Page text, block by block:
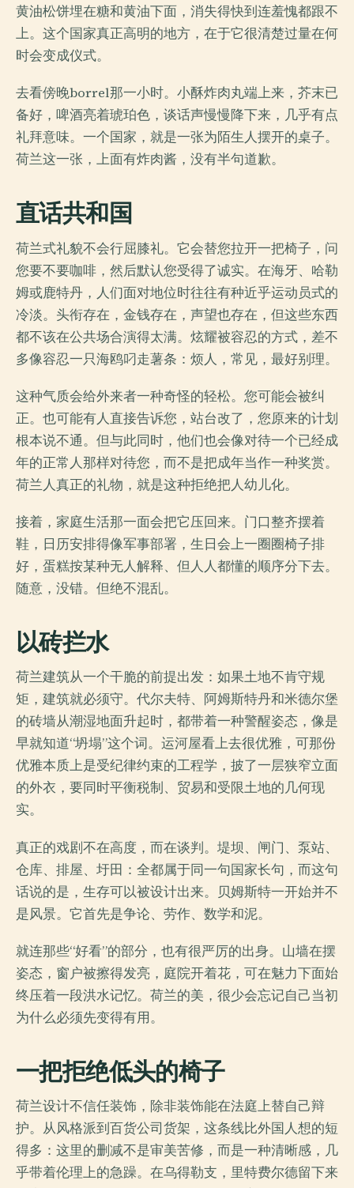
黄油松饼埋在糖和黄油下面，消失得快到连羞愧都跟不
上。这个国家真正高明的地方，在于它很清楚过量在何
时会变成仪式。
去看傍晚borrel那一小时。小酥炸肉丸端上来，芥末已
备好，啤酒亮着琥珀色，谈话声慢慢降下来，几乎有点
礼拜意味。一个国家，就是一张为陌生人摆开的桌子。
荷兰这一张，上面有炸肉酱，没有半句道歉。
直话共和国
荷兰式礼貌不会行屈膝礼。它会替您拉开一把椅子，问
您要不要咖啡，然后默认您受得了诚实。在海牙、哈勒
姆或鹿特丹，人们面对地位时往往有种近乎运动员式的
冷淡。头衔存在，金钱存在，声望也存在，但这些东西
都不该在公共场合演得太满。炫耀被容忍的方式，差不
多像容忍一只海鸥叼走薯条：烦人，常见，最好别理。
这种气质会给外来者一种奇怪的轻松。您可能会被纠
正。也可能有人直接告诉您，站台改了，您原来的计划
根本说不通。但与此同时，他们也会像对待一个已经成
年的正常人那样对待您，而不是把成年当作一种奖赏。
荷兰人真正的礼物，就是这种拒绝把人幼儿化。
接着，家庭生活那一面会把它压回来。门口整齐摆着
鞋，日历安排得像军事部署，生日会上一圈圈椅子排
好，蛋糕按某种无人解释、但人人都懂的顺序分下去。
随意，没错。但绝不混乱。
以砖拦水
荷兰建筑从一个干脆的前提出发：如果土地不肯守规
矩，建筑就必须守。代尔夫特、阿姆斯特丹和米德尔堡
的砖墙从潮湿地面升起时，都带着一种警醒姿态，像是
早就知道“坍塌”这个词。运河屋看上去很优雅，可那份
优雅本质上是受纪律约束的工程学，披了一层狭窄立面
的外衣，要同时平衡税制、贸易和受限土地的几何现
实。
真正的戏剧不在高度，而在谈判。堤坝、闸门、泵站、
仓库、排屋、圩田：全都属于同一句国家长句，而这句
话说的是，生存可以被设计出来。贝姆斯特一开始并不
是风景。它首先是争论、劳作、数学和泥。
就连那些“好看”的部分，也有很严厉的出身。山墙在摆
姿态，窗户被擦得发亮，庭院开着花，可在魅力下面始
终压着一段洪水记忆。荷兰的美，很少会忘记自己当初
为什么必须先变得有用。
一把拒绝低头的椅子
荷兰设计不信任装饰，除非装饰能在法庭上替自己辩
护。从风格派到百货公司货架，这条线比外国人想的短
得多：这里的删减不是审美苦修，而是一种清晰感，几
乎带着伦理上的急躁。在乌得勒支，里特费尔德留下来